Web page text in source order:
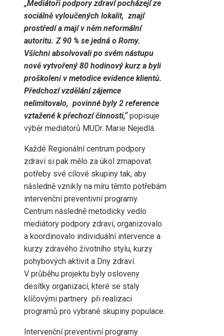
„Mediátoři podpory zdraví pocházejí ze
sociálně vyloučených lokalit, znají
prostředí a mají v něm neformální
autoritu. Z 90 % se jedná o Romy.
Všichni absolvovali po svém nástupu
nově vytvořený 80 hodinový kurz a byli
proškoleni v metodice evidence klientů.
Předchozí vzdělání zájemce
nelimitovalo, povinné byly 2 reference
vztažené k přechozí činnosti,“popisuje
výběr mediátorů MUDr. Marie Nejedlá.
Každé Regionální centrum podpory
zdraví si pak mělo za úkol zmapovat
potřeby své cílové skupiny tak, aby
následně vznikly na míru těmto potřebám
intervenční preventivní programy.
Centrum následně metodicky vedlo
mediátory podpory zdraví, organizovalo
a koordinovalo individuální intervence a
kurzy zdravého životního stylu, kurzy
pohybových aktivit a Dny zdraví.
V průběhu projektu byly osloveny
desítky organizací, které se staly
klíčovými partnery při realizaci
programů pro vybrané skupiny populace.
Intervenční preventivní programy